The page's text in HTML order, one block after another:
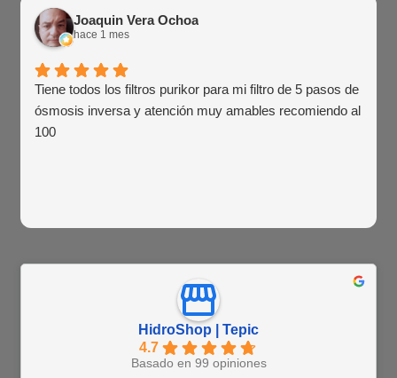
Joaquin Vera Ochoa
hace 1 mes
Tiene todos los filtros purikor para mi filtro de 5 pasos de
ósmosis inversa y atención muy amables recomiendo al
100
HidroShop | Tepic
4.7
Basado en 99 opiniones